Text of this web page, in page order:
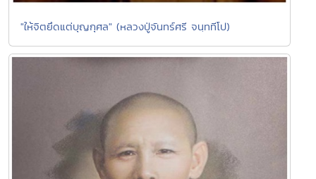
"ให้จิตยึดแต่บุญกุศล" (หลวงปู่จันทร์ศรี จนฺททีโป)